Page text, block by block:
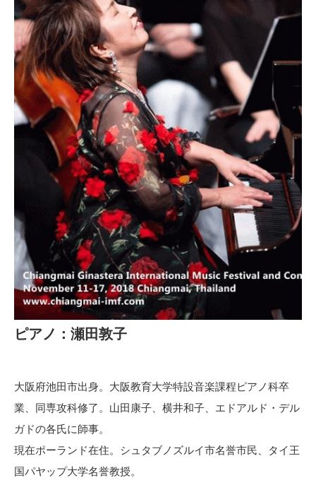
ピアノ：瀬田敦子
大阪府池田市出身。大阪教育大学特設音楽課程ピアノ科卒
業、同専攻科修了。山田康子、横井和子、エドアルド・デル
ガドの各氏に師事。
現在ポーランド在住。シュタブノズルイ市名誉市民、タイ王
国パヤップ大学名誉教授。